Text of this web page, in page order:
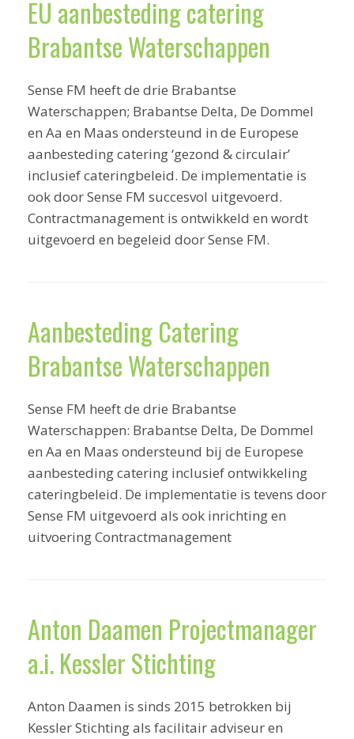
EU aanbesteding catering
Brabantse Waterschappen
Sense FM heeft de drie Brabantse
Waterschappen; Brabantse Delta, De Dommel
en Aa en Maas ondersteund in de Europese
aanbesteding catering ‘gezond & circulair’
inclusief cateringbeleid. De implementatie is
ook door Sense FM succesvol uitgevoerd.
Contractmanagement is ontwikkeld en wordt
uitgevoerd en begeleid door Sense FM.
Aanbesteding Catering
Brabantse Waterschappen
Sense FM heeft de drie Brabantse
Waterschappen: Brabantse Delta, De Dommel
en Aa en Maas ondersteund bij de Europese
aanbesteding catering inclusief ontwikkeling
cateringbeleid. De implementatie is tevens door
Sense FM uitgevoerd als ook inrichting en
uitvoering Contractmanagement
Anton Daamen Projectmanager
a.i. Kessler Stichting
Anton Daamen is sinds 2015 betrokken bij
Kessler Stichting als facilitair adviseur en